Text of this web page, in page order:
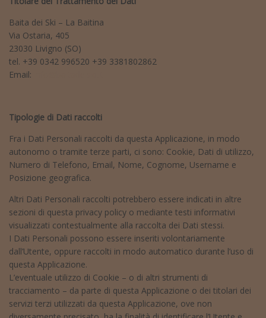
Baita dei Ski – La Baitina
Via Ostaria, 405
23030 Livigno (SO)
tel. +39 0342 996520 +39 3381802862
Email:
Tipologie di Dati raccolti
Fra i Dati Personali raccolti da questa Applicazione, in modo
autonomo o tramite terze parti, ci sono: Cookie, Dati di utilizzo,
Numero di Telefono, Email, Nome, Cognome, Username e
Posizione geografica.
Altri Dati Personali raccolti potrebbero essere indicati in altre
sezioni di questa privacy policy o mediante testi informativi
visualizzati contestualmente alla raccolta dei Dati stessi.
I Dati Personali possono essere inseriti volontariamente
dall’Utente, oppure raccolti in modo automatico durante l’uso di
questa Applicazione.
L’eventuale utilizzo di Cookie – o di altri strumenti di
tracciamento – da parte di questa Applicazione o dei titolari dei
servizi terzi utilizzati da questa Applicazione, ove non